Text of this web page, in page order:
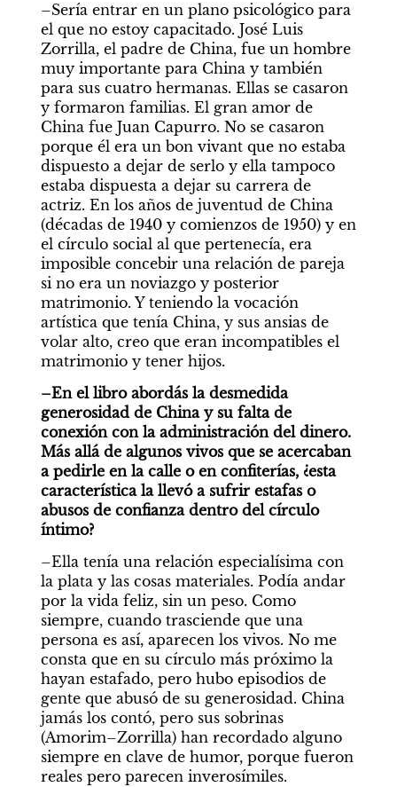
–Sería entrar en un plano psicológico para
el que no estoy capacitado. José Luis
Zorrilla, el padre de China, fue un hombre
muy importante para China y también
para sus cuatro hermanas. Ellas se casaron
y formaron familias. El gran amor de
China fue Juan Capurro. No se casaron
porque él era un bon vivant que no estaba
dispuesto a dejar de serlo y ella tampoco
estaba dispuesta a dejar su carrera de
actriz. En los años de juventud de China
(décadas de 1940 y comienzos de 1950) y en
el círculo social al que pertenecía, era
imposible concebir una relación de pareja
si no era un noviazgo y posterior
matrimonio. Y teniendo la vocación
artística que tenía China, y sus ansias de
volar alto, creo que eran incompatibles el
matrimonio y tener hijos.
–En el libro abordás la desmedida
generosidad de China y su falta de
conexión con la administración del dinero.
Más allá de algunos vivos que se acercaban
a pedirle en la calle o en confiterías, ¿esta
característica la llevó a sufrir estafas o
abusos de confianza dentro del círculo
íntimo?
–Ella tenía una relación especialísima con
la plata y las cosas materiales. Podía andar
por la vida feliz, sin un peso. Como
siempre, cuando trasciende que una
persona es así, aparecen los vivos. No me
consta que en su círculo más próximo la
hayan estafado, pero hubo episodios de
gente que abusó de su generosidad. China
jamás los contó, pero sus sobrinas
(Amorim–Zorrilla) han recordado alguno
siempre en clave de humor, porque fueron
reales pero parecen inverosímiles.